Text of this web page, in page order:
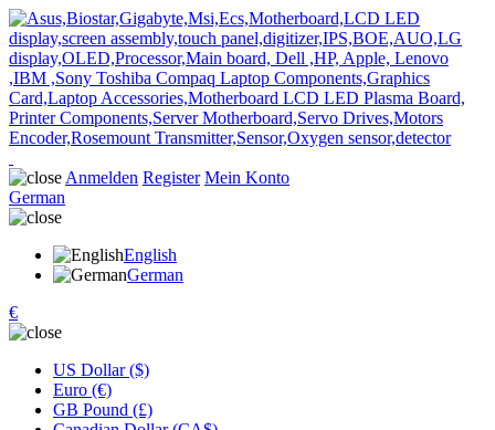
Anmelden Register Mein Konto
German
English
German
€
US Dollar ($)
Euro (€)
GB Pound (£)